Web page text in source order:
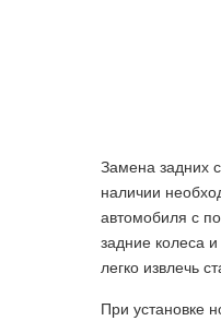
Замена задних
наличии
автомобиля с
задние колеса
легко извлечь
При установке